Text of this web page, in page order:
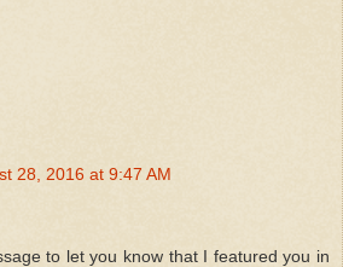
28, 2016 at 9:47 AM
to let you know that I featured you in